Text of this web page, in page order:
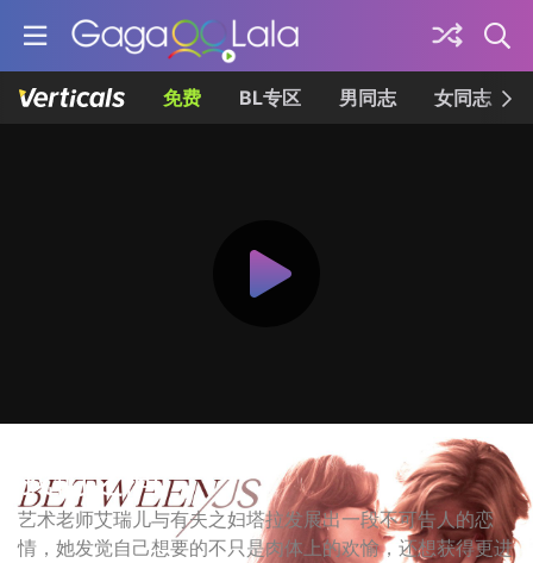
免费 BL专区 男同志 女同志
我们之间
艺术老师艾瑞儿与有夫之妇塔拉发展出一段不可告人的恋
情，她发觉自己想要的不只是肉体上的欢愉，还想获得更进